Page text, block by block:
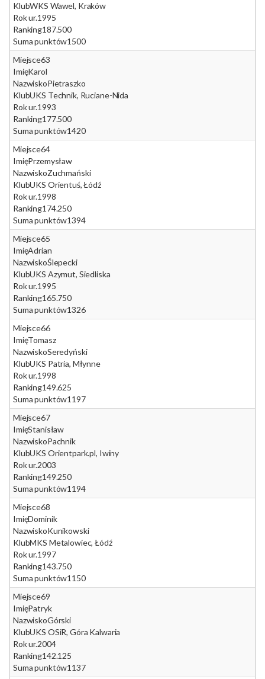
KlubWKS Wawel, Kraków
Rok ur.1995
Ranking187.500
Suma punktów1500
Miejsce63
ImięKarol
NazwiskoPietraszko
KlubUKS Technik, Ruciane-Nida
Rok ur.1993
Ranking177.500
Suma punktów1420
Miejsce64
ImięPrzemysław
NazwiskoZuchmański
KlubUKS Orientuś, Łódź
Rok ur.1998
Ranking174.250
Suma punktów1394
Miejsce65
ImięAdrian
NazwiskoŚlepecki
KlubUKS Azymut, Siedliska
Rok ur.1995
Ranking165.750
Suma punktów1326
Miejsce66
ImięTomasz
NazwiskoSeredyński
KlubUKS Patria, Młynne
Rok ur.1998
Ranking149.625
Suma punktów1197
Miejsce67
ImięStanisław
NazwiskoPachnik
KlubUKS Orientpark.pl, Iwiny
Rok ur.2003
Ranking149.250
Suma punktów1194
Miejsce68
ImięDominik
NazwiskoKunikowski
KlubMKS Metalowiec, Łódź
Rok ur.1997
Ranking143.750
Suma punktów1150
Miejsce69
ImięPatryk
NazwiskoGórski
KlubUKS OSiR, Góra Kalwaria
Rok ur.2004
Ranking142.125
Suma punktów1137